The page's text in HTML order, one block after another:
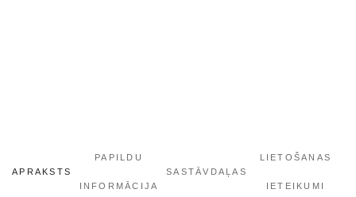
APRAKSTS
PAPILDU
INFORMĀCIJA
SASTĀVDAĻAS
LIETOŠANAS
IETEIKUMI